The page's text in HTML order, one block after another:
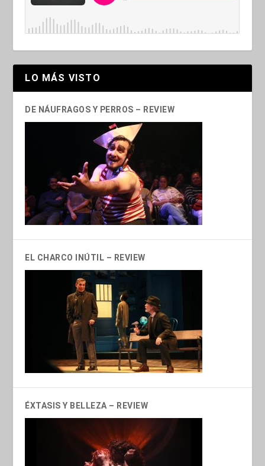
LO MÁS VISTO
DE NÁUFRAGOS Y PERROS – REVIEW
EL CHARCO INÚTIL – REVIEW
ÉXTASIS Y BELLEZA – REVIEW